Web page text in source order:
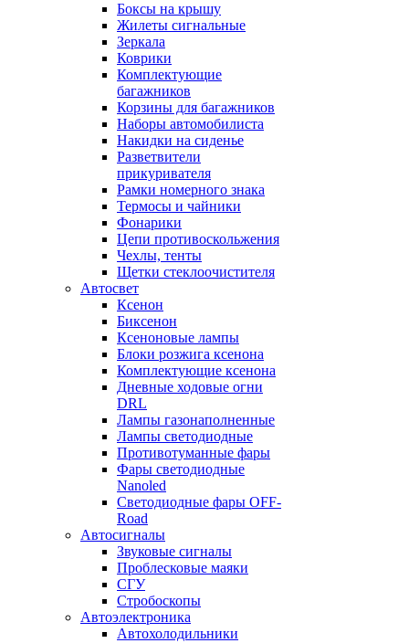
Боксы на крышу
Жилеты сигнальные
Зеркала
Коврики
Комплектующие
багажников
Корзины для багажников
Наборы автомобилиста
Накидки на сиденье
Разветвители
прикуривателя
Рамки номерного знака
Термосы и чайники
Фонарики
Цепи противоскольжения
Чехлы, тенты
Щетки стеклоочистителя
Автосвет
Ксенон
Биксенон
Ксеноновые лампы
Блоки розжига ксенона
Комплектующие ксенона
Дневные ходовые огни
DRL
Лампы газонаполненные
Лампы светодиодные
Противотуманные фары
Фары светодиодные
Nanoled
Светодиодные фары OFF-
Road
Автосигналы
Звуковые сигналы
Проблесковые маяки
СГУ
Стробоскопы
Автоэлектроника
Автохолодильники